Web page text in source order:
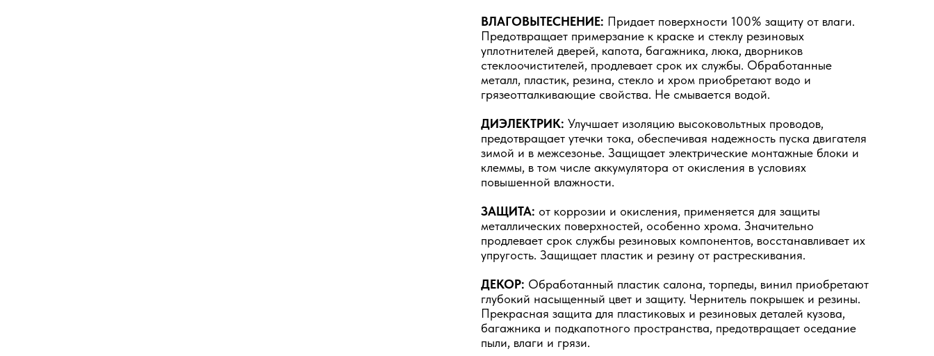
ВЛАГОВЫТЕСНЕНИЕ: Придает поверхности 100% защиту от влаги.
Предотвращает примерзание к краске и стеклу резиновых
уплотнителей дверей, капота, багажника, люка, дворников
стеклоочистителей, продлевает срок их службы. Обработанные
металл, пластик, резина, стекло и хром приобретают водо и
грязеотталкивающие свойства. Не смывается водой.
ДИЭЛЕКТРИК: Улучшает изоляцию высоковольтных проводов,
предотвращает утечки тока, обеспечивая надежность пуска двигателя
зимой и в межсезонье. Защищает электрические монтажные блоки и
клеммы, в том числе аккумулятора от окисления в условиях
повышенной влажности.
ЗАЩИТА: от коррозии и окисления, применяется для защиты
металлических поверхностей, особенно хрома. Значительно
продлевает срок службы резиновых компонентов, восстанавливает их
упругость. Защищает пластик и резину от растрескивания.
ДЕКОР: Обработанный пластик салона, торпеды, винил приобретают
глубокий насыщенный цвет и защиту. Чернитель покрышек и резины.
Прекрасная защита для пластиковых и резиновых деталей кузова,
багажника и подкапотного пространства, предотвращает оседание
пыли, влаги и грязи.